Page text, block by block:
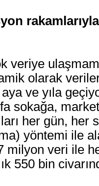
veriye
olarak
ve yıla
sokağa,
her gün, her
yöntemi ile
milyon veri ile
550 bin